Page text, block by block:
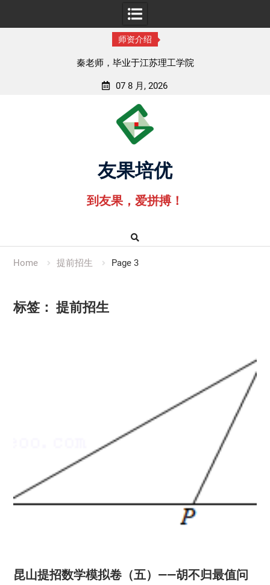
师资介绍
孟老师，毕业于湖北中医药大学
07 8 月, 2026
友果培优
到友果，爱拼搏！
Home 提前招生 Page 3
标签： 提前招生
昆山提招数学模拟卷（五）——胡不归最值问